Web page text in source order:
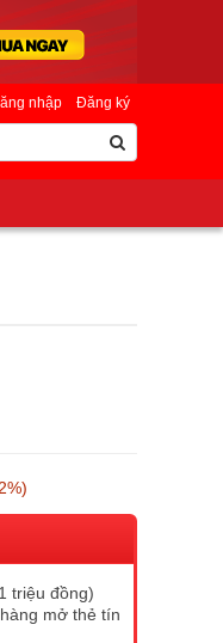
nhập Đăng ký
triệu đồng)
mở thẻ tín